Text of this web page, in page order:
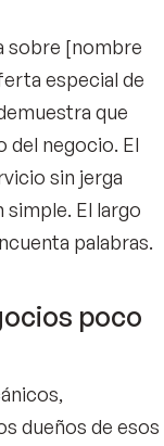
sobre [nombre
especial de
que
del negocio. El
sin jerga
El largo
palabras.
poco
dueños de esos